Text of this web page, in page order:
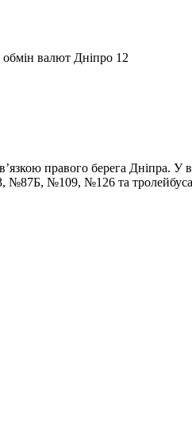
правого берега Дніпра. У
№87Б, №109, №126 та